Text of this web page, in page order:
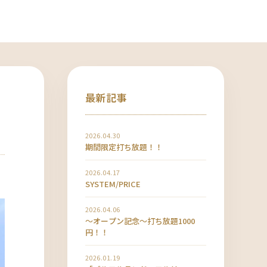
最新記事
2026.04.30
期間限定打ち放題！！
2026.04.17
SYSTEM/PRICE
2026.04.06
〜オープン記念〜打ち放題1000
円！！
2026.01.19